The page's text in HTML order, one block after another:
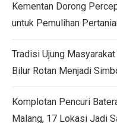
Kementan Dorong
untuk Pemulihan
Tradisi Ujung
Bilur Rotan Menjadi
Komplotan Pencuri
Malang, 17 Lokasi Jadi